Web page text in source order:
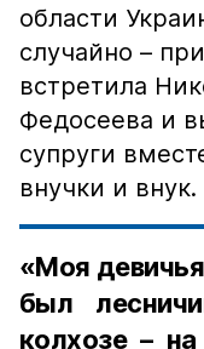
области
случайно –
встретила
Федосеева и
супруги
внучки и внук.
«Моя
был
колхозе –